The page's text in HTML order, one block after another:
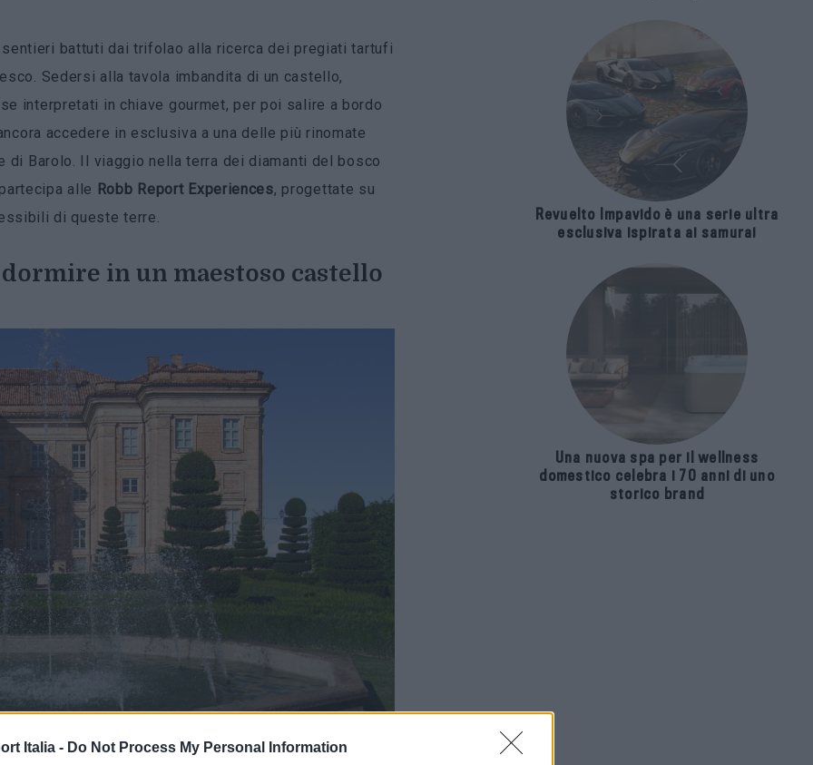
Italia - Do Not Process My Personal Information
battuti dai trifolao alla ricerca dei pregiati tartufi
Sedersi alla tavola imbandita di un castello,
interpretati in chiave gourmet, per poi salire a bordo
accedere in esclusiva a una delle più rinomate
di Barolo. Il viaggio nella terra dei diamanti del bosco
alle Robb Report Experiences, progettate su
di queste terre.
in un maestoso castello
Revuelto Impavido è una serie ultra
esclusiva ispirata ai samurai
Una nuova spa per il wellness
domestico celebra i 70 anni di uno
storico brand